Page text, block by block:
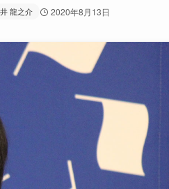
龍之介 2020年8月13日